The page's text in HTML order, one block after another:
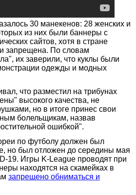
30 манекенов: 28 женских и
из них были баннеры с
сайтов, хотя в стране
запрещена. По словам
их заверили, что куклы были
одежды и модных
что разместил на трибунах
высокого качества, не
но в итоге принес свои
болельщикам, назвав
ошибкой".
по футболу должен был
но был отложен до середины мая
19. Игры K-League проводят при
находятся на скамейках в
запрещено обниматься и